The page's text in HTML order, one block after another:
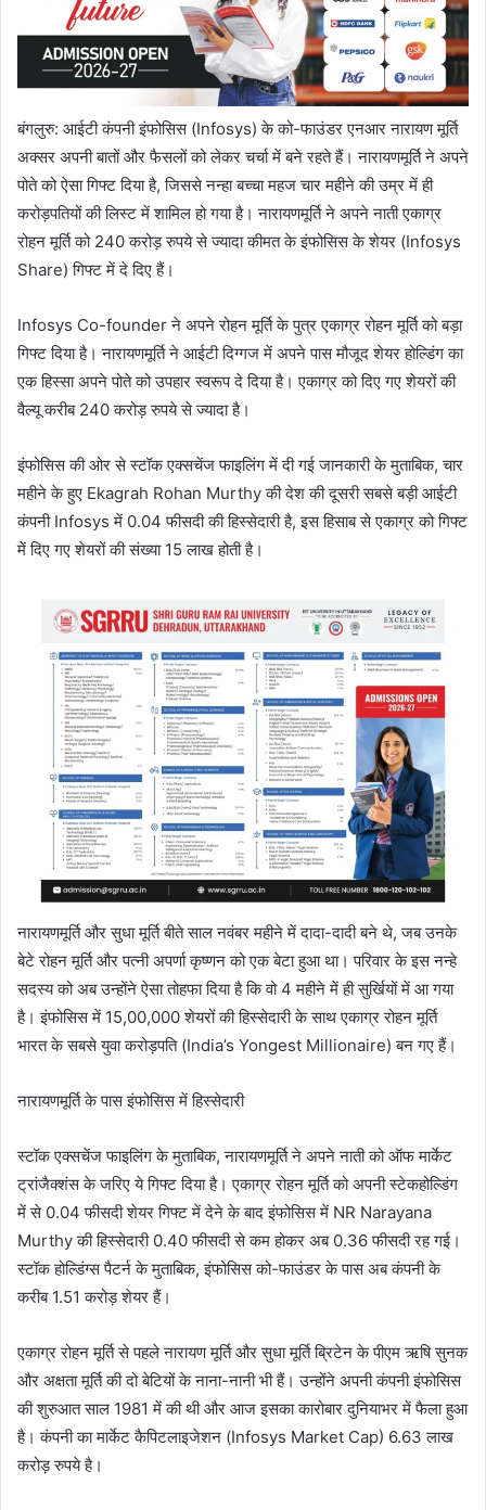
बंगलुरु: आईटी कंपनी इंफोसिस (Infosys) के को-फाउंडर एनआर नारायण मूर्ति
अक्सर अपनी बातों और फैसलों को लेकर चर्चा में बने रहते हैं। नारायणमूर्ति ने अपने
पोते को ऐसा गिफ्ट दिया है, जिससे नन्हा बच्चा महज चार महीने की उम्र में ही
करोड़पतियों की लिस्ट में शामिल हो गया है। नारायणमूर्ति ने अपने नाती एकाग्र
रोहन मूर्ति को 240 करोड़ रुपये से ज्यादा कीमत के इंफोसिस के शेयर (Infosys
Share) गिफ्ट में दे दिए हैं।
Infosys Co-founder ने अपने रोहन मूर्ति के पुत्र एकाग्र रोहन मूर्ति को बड़ा
गिफ्ट दिया है। नारायणमूर्ति ने आईटी दिग्गज में अपने पास मौजूद शेयर होल्डिंग का
एक हिस्सा अपने पोते को उपहार स्वरूप दे दिया है। एकाग्र को दिए गए शेयरों की
वैल्यू करीब 240 करोड़ रुपये से ज्यादा है।
इंफोसिस की ओर से स्टॉक एक्सचेंज फाइलिंग में दी गई जानकारी के मुताबिक, चार
महीने के हुए Ekagrah Rohan Murthy की देश की दूसरी सबसे बड़ी आईटी
कंपनी Infosys में 0.04 फीसदी की हिस्सेदारी है, इस हिसाब से एकाग्र को गिफ्ट
में दिए गए शेयरों की संख्या 15 लाख होती है।
नारायणमूर्ति और सुधा मूर्ति बीते साल नवंबर महीने में दादा-दादी बने थे, जब उनके
बेटे रोहन मूर्ति और पत्नी अपर्णा कृष्णन को एक बेटा हुआ था। परिवार के इस नन्हे
सदस्य को अब उन्होंने ऐसा तोहफा दिया है कि वो 4 महीने में ही सुर्खियों में आ गया
है। इंफोसिस में 15,00,000 शेयरों की हिस्सेदारी के साथ एकाग्र रोहन मूर्ति
भारत के सबसे युवा करोड़पति (India’s Yongest Millionaire) बन गए हैं।
नारायणमूर्ति के पास इंफोसिस में हिस्सेदारी
स्टॉक एक्सचेंज फाइलिंग के मुताबिक, नारायणमूर्ति ने अपने नाती को ऑफ मार्केट
ट्रांजैक्शंस के जरिए ये गिफ्ट दिया है। एकाग्र रोहन मूर्ति को अपनी स्टेकहोल्डिंग
में से 0.04 फीसदी शेयर गिफ्ट में देने के बाद इंफोसिस में NR Narayana
Murthy की हिस्सेदारी 0.40 फीसदी से कम होकर अब 0.36 फीसदी रह गई।
स्टॉक होल्डिंग्स पैटर्न के मुताबिक, इंफोसिस को-फाउंडर के पास अब कंपनी के
करीब 1.51 करोड़ शेयर हैं।
एकाग्र रोहन मूर्ति से पहले नारायण मूर्ति और सुधा मूर्ति ब्रिटेन के पीएम ऋषि सुनक
और अक्षता मूर्ति की दो बेटियों के नाना-नानी भी हैं। उन्होंने अपनी कंपनी इंफोसिस
की शुरुआत साल 1981 में की थी और आज इसका कारोबार दुनियाभर में फैला हुआ
है। कंपनी का मार्केट कैपिटलाइजेशन (Infosys Market Cap) 6.63 लाख
करोड़ रुपये है।